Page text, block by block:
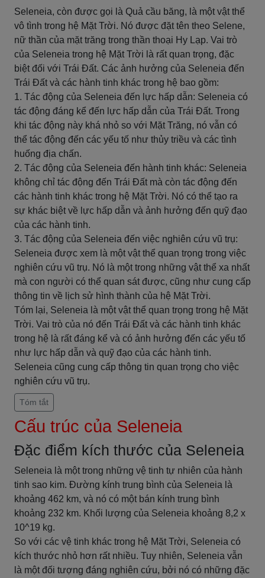
Seleneia, còn được gọi là Quả cầu băng, là một vật thể
vô tình trong hệ Mặt Trời. Nó được đặt tên theo Selene,
nữ thần của mặt trăng trong thần thoại Hy Lạp. Vai trò
của Seleneia trong hệ Mặt Trời là rất quan trọng, đặc
biệt đối với Trái Đất. Các ảnh hưởng của Seleneia đến
Trái Đất và các hành tinh khác trong hệ bao gồm:
1. Tác động của Seleneia đến lực hấp dẫn: Seleneia có
tác động đáng kể đến lực hấp dẫn của Trái Đất. Trong
khi tác động này khá nhỏ so với Mặt Trăng, nó vẫn có
thể tác động đến các yếu tố như thủy triều và các tình
huống địa chấn.
2. Tác động của Seleneia đến hành tinh khác: Seleneia
không chỉ tác động đến Trái Đất mà còn tác động đến
các hành tinh khác trong hệ Mặt Trời. Nó có thể tạo ra
sự khác biệt về lực hấp dẫn và ảnh hưởng đến quỹ đạo
của các hành tinh.
3. Tác động của Seleneia đến việc nghiên cứu vũ trụ:
Seleneia được xem là một vật thể quan trọng trong việc
nghiên cứu vũ trụ. Nó là một trong những vật thể xa nhất
mà con người có thể quan sát được, cũng như cung cấp
thông tin về lịch sử hình thành của hệ Mặt Trời.
Tóm lại, Seleneia là một vật thể quan trọng trong hệ Mặt
Trời. Vai trò của nó đến Trái Đất và các hành tinh khác
trong hệ là rất đáng kể và có ảnh hưởng đến các yếu tố
như lực hấp dẫn và quỹ đạo của các hành tinh.
Seleneia cũng cung cấp thông tin quan trọng cho việc
nghiên cứu vũ trụ.
Tóm tắt
Cấu trúc của Seleneia
Đặc điểm kích thước của Seleneia
Seleneia là một trong những vệ tinh tự nhiên của hành
tinh sao kim. Đường kính trung bình của Seleneia là
khoảng 462 km, và nó có một bán kính trung bình
khoảng 232 km. Khối lượng của Seleneia khoảng 8,2 x
10^19 kg.
So với các vệ tinh khác trong hệ Mặt Trời, Seleneia có
kích thước nhỏ hơn rất nhiều. Tuy nhiên, Seleneia vẫn
là một đối tượng đáng nghiên cứu, bởi nó có những đặc